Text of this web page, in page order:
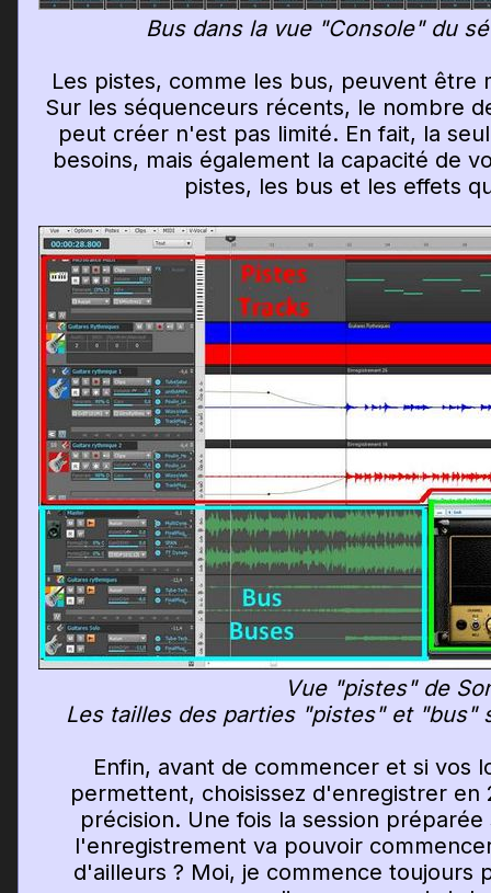
Bus dans la vue "Console" du
Les pistes, comme les bus, peuvent être
Sur les séquenceurs récents, le nombre
peut créer n'est pas limité. En fait, la
besoins, mais également la capacité de
pistes, les bus et les effets
Vue "pistes" de
Les tailles des parties "pistes" et "bus"
Enfin, avant de commencer et si vos
permettent, choisissez d'enregistrer en
précision. Une fois la session
l'enregistrement va pouvoir
d'ailleurs ? Moi, je commence toujours